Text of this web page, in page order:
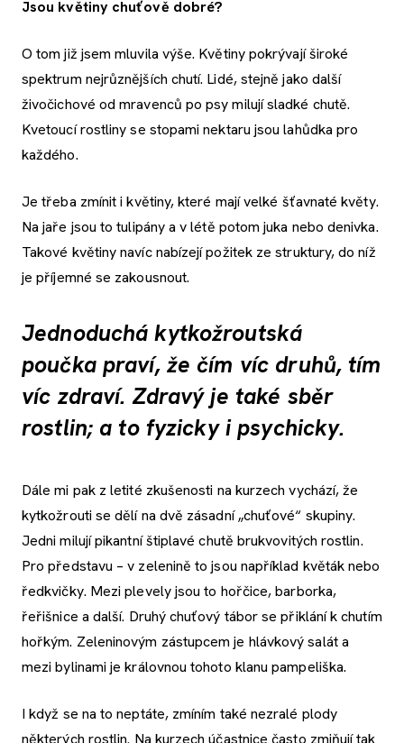
Jsou květiny chuťově dobré?
O tom již jsem mluvila výše. Květiny pokrývají široké
spektrum nejrůznějších chutí. Lidé, stejně jako další
živočichové od mravenců po psy milují sladké chutě.
Kvetoucí rostliny se stopami nektaru jsou lahůdka pro
každého.
Je třeba zmínit i květiny, které mají velké šťavnaté květy.
Na jaře jsou to tulipány a v létě potom juka nebo denivka.
Takové květiny navíc nabízejí požitek ze struktury, do níž
je příjemné se zakousnout.
Jednoduchá kytkožroutská
poučka praví, že čím víc druhů, tím
víc zdraví. Zdravý je také sběr
rostlin; a to fyzicky i psychicky.
Dále mi pak z letité zkušenosti na kurzech vychází, že
kytkožrouti se dělí na dvě zásadní „chuťové“ skupiny.
Jedni milují pikantní štiplavé chutě brukvovitých rostlin.
Pro představu – v zelenině to jsou například květák nebo
ředkvičky. Mezi plevely jsou to hořčice, barborka,
řeřišnice a další. Druhý chuťový tábor se přiklání k chutím
hořkým. Zeleninovým zástupcem je hlávkový salát a
mezi bylinami je královnou tohoto klanu pampeliška.
I když se na to neptáte, zmíním také nezralé plody
některých rostlin. Na kurzech účastnice často zmiňují tak